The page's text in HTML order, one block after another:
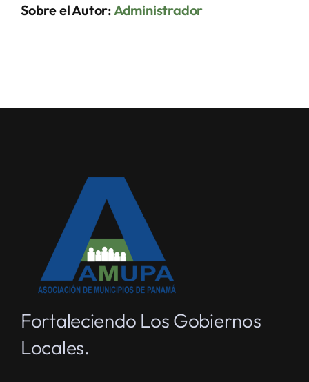
Sobre el Autor: Administrador
Fortaleciendo Los Gobiernos
Locales.